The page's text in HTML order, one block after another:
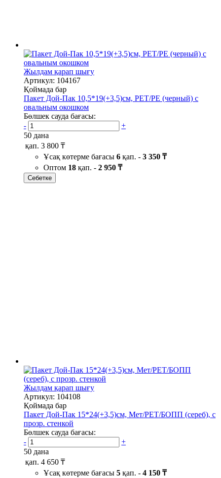
Жылдам қарап шығу
Артикул: 104167
Қоймада бар
Пакет Дой-Пак 10,5*19(+3,5)см, PET/PE (черный) с
овальным окошком
Бөлшек сауда бағасы:
-
+
50 дана
қап. 3 800 ₸
Ұсақ көтерме бағасы 6 қап. - 3 350 ₸
Оптом 18 қап. - 2 950 ₸
Себетке
Жылдам қарап шығу
Артикул: 104108
Қоймада бар
Пакет Дой-Пак 15*24(+3,5)см, Мет/PET/БОПП (сереб), с
прозр. стенкой
Бөлшек сауда бағасы:
-
+
50 дана
қап. 4 650 ₸
Ұсақ көтерме бағасы 5 қап. - 4 150 ₸